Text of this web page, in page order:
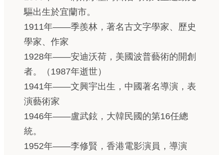
驅出生於宜蘭市。
1911年——季羨林，著名古文字學家、歷史
學家、作家
1928年——安迪沃荷，美國波普藝術的開創
者。（1987年逝世）
1941年——文興宇出生，中國著名導演，表
演藝術家
1946年——盧武鉉，大韓民國的第16任總
統。
1952年——李修賢，香港電影演員，導演